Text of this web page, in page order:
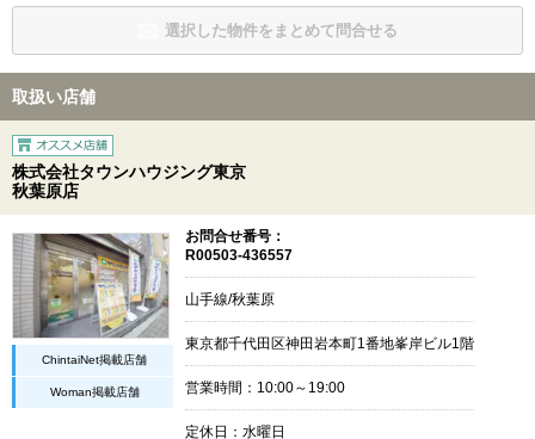
選択した物件をまとめて問合せる
取扱い店舗
株式会社タウンハウジング東京
秋葉原店
ChintaiNet掲載店舗
Woman掲載店舗
お問合せ番号：
R00503-436557
山手線/秋葉原
東京都千代田区神田岩本町1番地峯岸ビル1階
営業時間：10:00～19:00
定休日：水曜日